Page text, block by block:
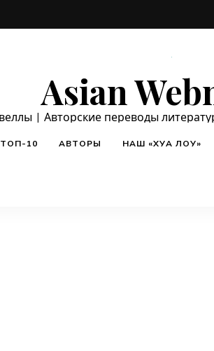
Asian
| Авторские переводы
ТОП-10 АВТОРЫ НАШ «ХУА ЛОУ»